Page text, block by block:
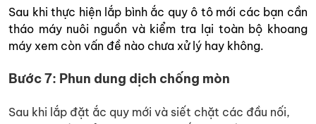
Sau khi thực hiện lắp bình ắc quy ô tô mới các bạn cần
tháo máy nuôi nguồn và kiểm tra lại toàn bộ khoang
máy xem còn vấn đề nào chưa xử lý hay không.
Bước 7: Phun dung dịch chống mòn
Sau khi lắp đặt ắc quy mới và siết chặt các đầu nối,